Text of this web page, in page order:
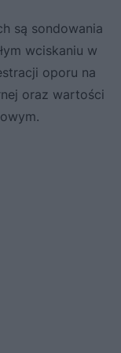
są sondowania
wciskaniu w
oporu na
oraz wartości